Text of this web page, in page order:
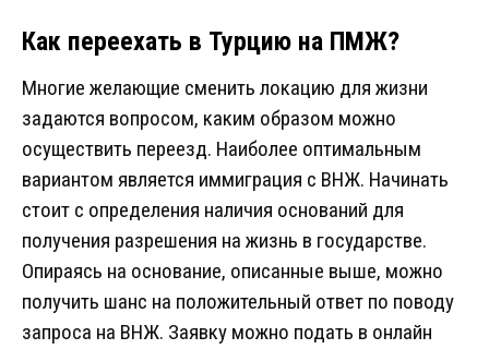
Как переехать в Турцию на ПМЖ?
Многие желающие сменить локацию для жизни
задаются вопросом, каким образом можно
осуществить переезд. Наиболее оптимальным
вариантом является иммиграция с ВНЖ. Начинать
стоит с определения наличия оснований для
получения разрешения на жизнь в государстве.
Опираясь на основание, описанные выше, можно
получить шанс на положительный ответ по поводу
запроса на ВНЖ. Заявку можно подать в онлайн